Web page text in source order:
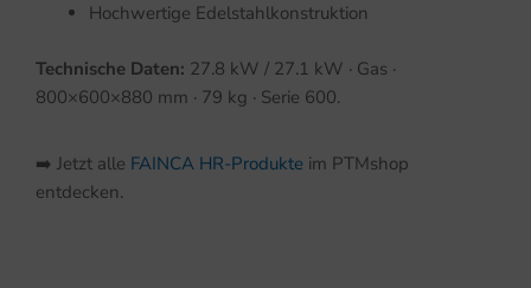
Hochwertige Edelstahlkonstruktion
Technische Daten: 27.8 kW / 27.1 kW · Gas ·
800×600×880 mm · 79 kg · Serie 600.
➡️ Jetzt alle FAINCA HR-Produkte im PTMshop
entdecken.